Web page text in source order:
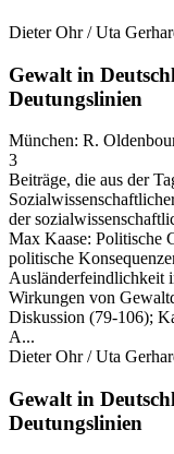
Dieter Ohr / Uta
Gewalt in
Deutungslinien
München: R.
3
Beiträge, die aus der
der
Max Kaase: Politische
politische
Ausländerfeindlichkeit
Wirkungen von
Diskussion (79-106);
A...
Dieter Ohr / Uta
Gewalt in
Deutungslinien